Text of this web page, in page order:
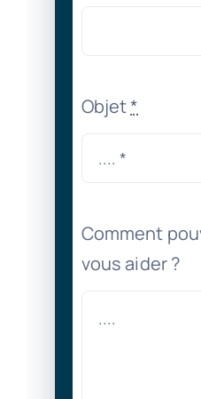
Objet*
Comment
vous aider ?